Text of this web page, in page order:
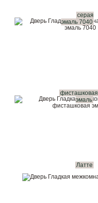
серая
эмаль 7040
фисташковая
эмаль
Латте